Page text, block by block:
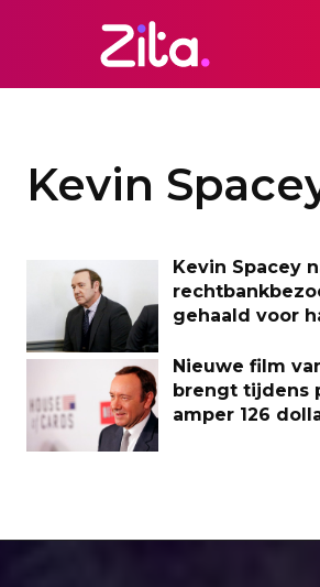
Kevin
Kevin Spacey
gehaald voor
Nieuwe film
brengt tijdens
amper 126